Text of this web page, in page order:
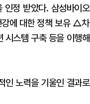
인정 받았다. 삼성바이오
에 대한 정책 보유 △차
시스템 구축 등을 이행해
인 노력을 기울인 결과로